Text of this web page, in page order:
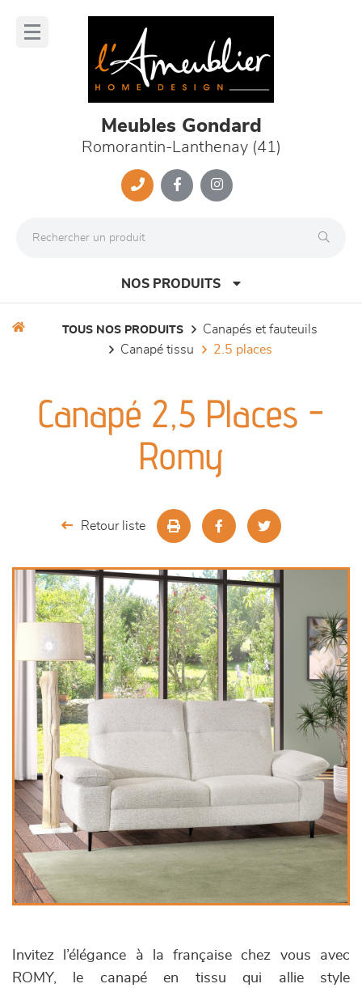
Meubles Gondard
Romorantin-Lanthenay (41)
NOS PRODUITS
séjours
meubles de complément
décoration
TOUS NOS PRODUITS
canapés et fauteuils
canapé tissu
2.5 places
Canapé 2,5 Places -
Romy
Retour liste
Invitez l’élégance à la française chez vous avec
ROMY, le canapé en tissu qui allie style